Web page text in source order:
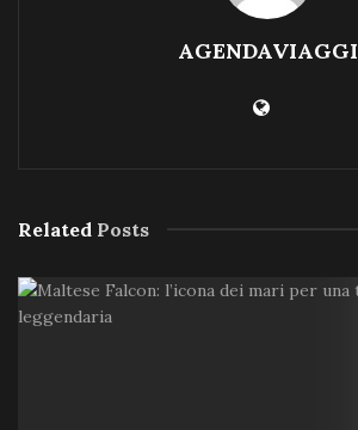
AGENDAVIAGGI
Related Posts